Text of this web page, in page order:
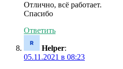
Отлично, всё работает.
Спасибо
Ответить
Helper:
05.11.2021 в 08:23